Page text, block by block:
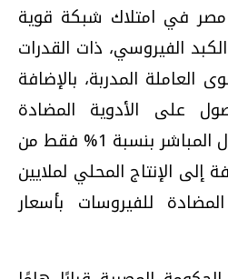
مصر في امتلاك شبكة قوية
الفيروسي، ذات القدرات
العاملة المدربة، بالإضافة
على الأدوية المضادة
للفيروسات ذات المفعول المباشر بنسبة 1% فقط من
إلى الإنتاج المحلي لملايين
للفيروسات بأسعار